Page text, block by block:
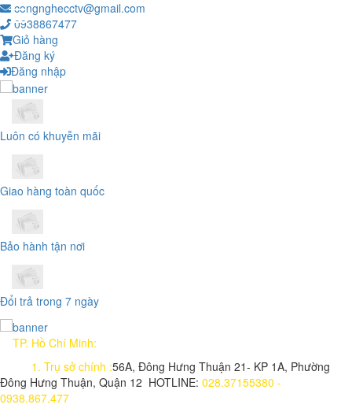
congnghecctv@gmail.com
0938867477
Giỏ hàng
Đăng ký
Đăng nhập
Luôn có khuyễn mãi
Giao hàng toàn quốc
Bảo hành tận nơi
Đổi trả trong 7 ngày
TP. Hồ Chí Minh:
1. Trụ sở chính :56A, Đông Hưng Thuận 21- KP 1A, Phường
Đông Hưng Thuận, Quận 12 HOTLINE: 028.37155380 -
0938.867.477